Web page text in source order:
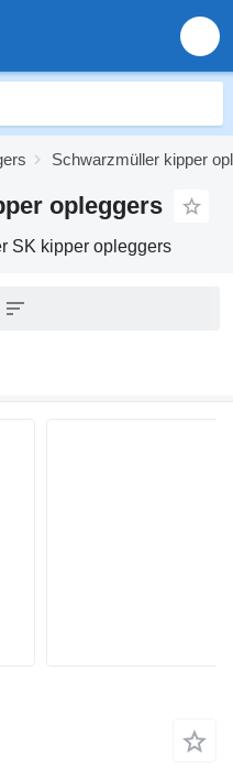
Schwarzmüller kipper
opleggers
SK kipper opleggers